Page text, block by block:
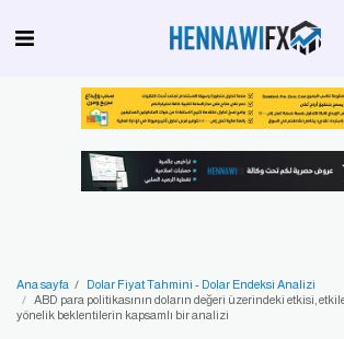
Ana sayfa
Dolar Fiyat Tahmini - Dolar Endeksi Analizi
ABD para politikasının doların değeri üzerindeki etkisi,
yönelik beklentilerin kapsamlı bir analizi